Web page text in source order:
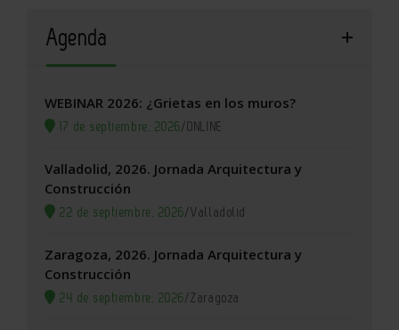
Agenda
WEBINAR 2026: ¿Grietas en los muros?
17 de septiembre, 2026/ONLINE
Valladolid, 2026. Jornada Arquitectura y
Construcción
22 de septiembre, 2026/Valladolid
Zaragoza, 2026. Jornada Arquitectura y
Construcción
24 de septiembre, 2026/Zaragoza